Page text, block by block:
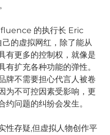
的执行长 Eric
的虚拟网红，除了能从
有更多的控制权，就像是
扩充各种功能的弹性。
牌不需要担心代言人被卷
为不可控因素受影响，更
问题的纠纷会发生。
性存疑,但虚拟人物创作平